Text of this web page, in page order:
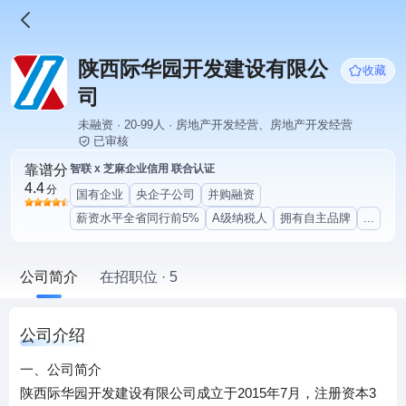
陕西际华园开发建设有限公
司
收藏
未融资 · 20-99人 · 房地产开发经营、房地产开发经营
已审核
靠谱分
4.4分
智联 x 芝麻企业信用 联合认证
国有企业 央企子公司
并购融资
薪资水平全省同行前5%
A级纳税人 拥有自主品牌 ...
公司简介 在招职位 · 5
公司介绍
一、公司简介
陕西际华园开发建设有限公司成立于2015年7月，注册资本3